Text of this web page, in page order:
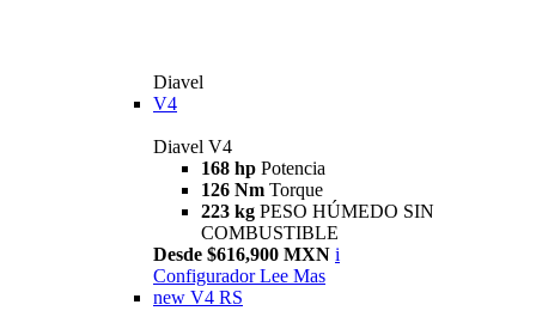
Diavel
V4
Diavel V4
168 hp Potencia
126 Nm Torque
223 kg PESO HÚMEDO SIN
COMBUSTIBLE
Desde $616,900 MXN i
Configurador Lee Mas
new V4 RS